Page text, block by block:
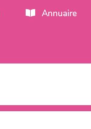
Annuaire